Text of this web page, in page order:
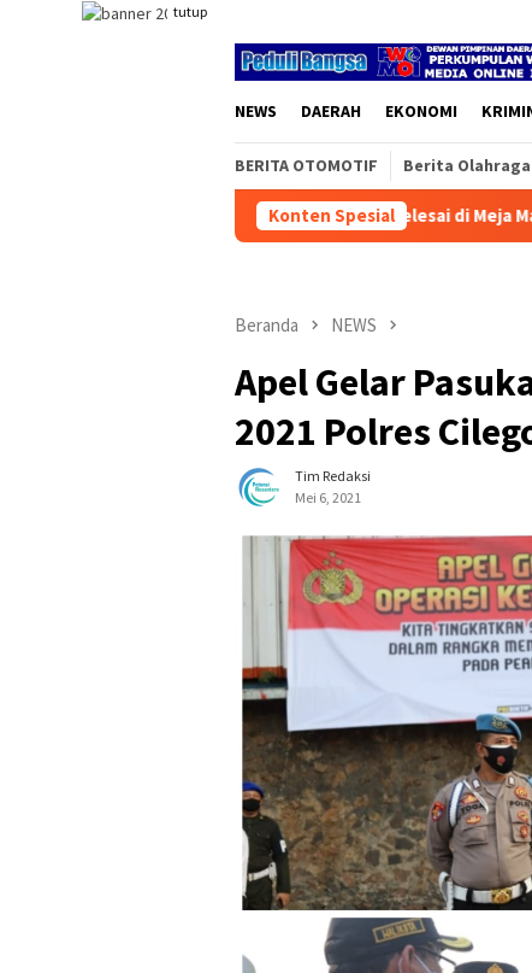
tutup
NEWS DAERAH EKONOMI
BERITA OTOMOTIF Berita Olahraga
Konten Spesial
Marwah Pers Jangan Selesai di Meja Makan
Beranda NEWS
Apel Gelar
2021 Polres
Tim Redaksi
Mei 6, 2021